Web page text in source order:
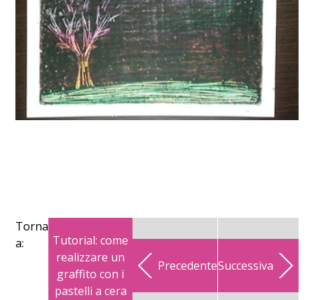
Torna
a:
Tutorial: come
realizzare un
graffito con i
pastelli a cera
PrecedenteSuccessiva